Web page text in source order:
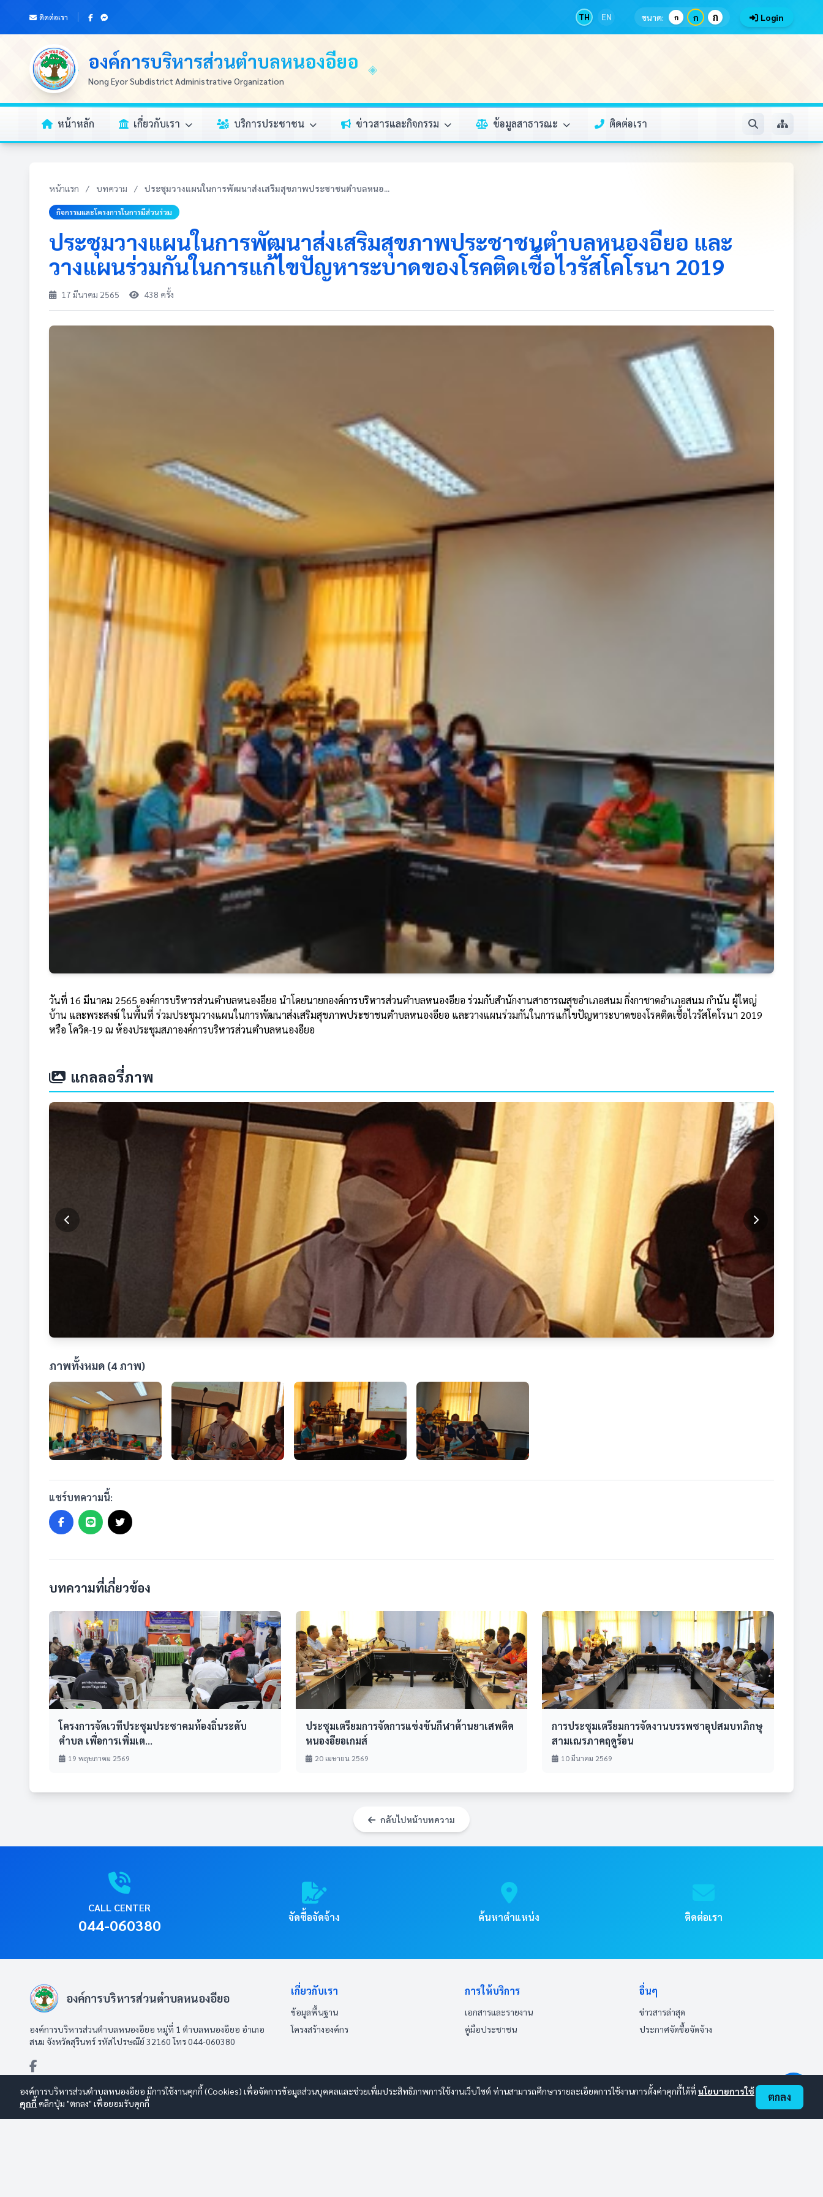
ติดต่อเรา TH EN ขนาด: ก ก ก Login
องค์การบริหารส่วนตำบลหนองอียอ
Nong Eyor Subdistrict Administrative Organization
หน้าหลัก เกี่ยวกับเรา บริการประชาชน ข่าวสารและกิจกรรม ข้อมูลสาธารณะ ติดต่อเรา
หน้าแรก / บทความ / ประชุมวางแผนในการพัฒนาส่งเสริมสุขภาพประชาชนตำบลหนอ...
กิจกรรมและโครงการในการมีส่วนร่วม
ประชุมวางแผนในการพัฒนาส่งเสริมสุขภาพประชาชนตำบลหนองอียอ และ
วางแผนร่วมกันในการแก้ไขปัญหาระบาดของโรคติดเชื้อไวรัสโคโรนา 2019
17 มีนาคม 2565 438 ครั้ง
วันที่ 16 มีนาคม 2565 องค์การบริหารส่วนตำบลหนองอียอ นำโดยนายกองค์การบริหารส่วนตำบลหนองอียอ ร่วมกับสำนักงานสาธารณสุขอำเภอสนม กิ่งกาชาดอำเภอสนม กำนัน ผู้ใหญ่
บ้าน และพระสงฆ์ ในพื้นที่ ร่วมประชุมวางแผนในการพัฒนาส่งเสริมสุขภาพประชาชนตำบลหนองอียอ และวางแผนร่วมกันในการแก้ไขปัญหาระบาดของโรคติดเชื้อไวรัสโคโรนา 2019
หรือ โควิด-19 ณ ห้องประชุมสภาองค์การบริหารส่วนตำบลหนองอียอ
แกลลอรี่ภาพ
ภาพทั้งหมด (4 ภาพ)
แชร์บทความนี้:
บทความที่เกี่ยวข้อง
โครงการจัดเวทีประชุมประชาคมท้องถิ่นระดับ
ตำบล เพื่อการเพิ่มเต...
19 พฤษภาคม 2569
ประชุมเตรียมการจัดการแข่งขันกีฬาต้านยาเสพติด
หนองอียอเกมส์
20 เมษายน 2569
การประชุมเตรียมการจัดงานบรรพชาอุปสมบทภิกษุ
สามเณรภาคฤดูร้อน
10 มีนาคม 2569
กลับไปหน้าบทความ
CALL CENTER
044-060380 จัดซื้อจัดจ้าง ค้นหาตำแหน่ง ติดต่อเรา
องค์การบริหารส่วนตำบลหนองอียอ
องค์การบริหารส่วนตำบลหนองอียอ หมู่ที่ 1 ตำบลหนองอียอ อำเภอ
สนม จังหวัดสุรินทร์ รหัสไปรษณีย์ 32160 โทร 044-060380
เกี่ยวกับเรา
ข้อมูลพื้นฐาน
โครงสร้างองค์กร
การให้บริการ
เอกสารและรายงาน
คู่มือประชาชน
อื่นๆ
ข่าวสารล่าสุด
ประกาศจัดซื้อจัดจ้าง
องค์การบริหารส่วนตำบลหนองอียอ มีการใช้งานคุกกี้ (Cookies) เพื่อจัดการข้อมูลส่วนบุคคลและช่วยเพิ่มประสิทธิภาพการใช้งานเว็บไซต์ ท่านสามารถศึกษารายละเอียดการใช้งานการตั้งค่าคุกกี้ได้ที่ นโยบายการใช้
คุกกี้ คลิกปุ่ม "ตกลง" เพื่อยอมรับคุกกี้ ตกลง